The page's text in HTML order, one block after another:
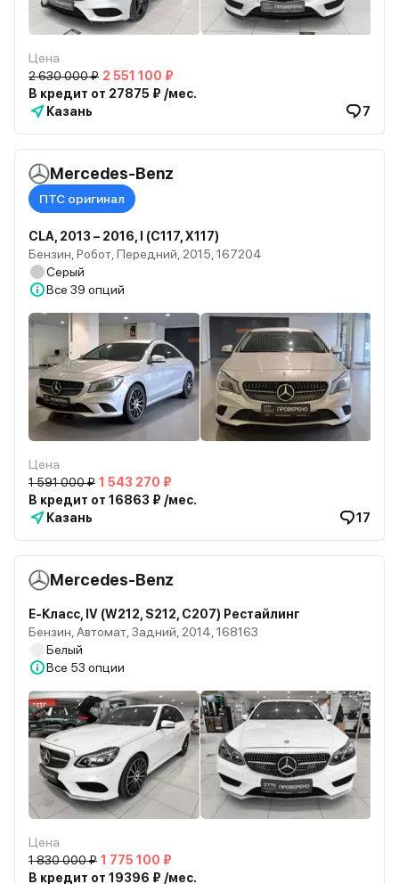
Цена
2 630 000 ₽ 2 551 100 ₽
В кредит от 27875 ₽ /мес.
Казань
7
Mercedes-Benz
ПТС оригинал
CLA, 2013 – 2016, I (C117, X117)
Бензин, Робот, Передний, 2015, 167204
Серый
Все 39 опций
Цена
1 591 000 ₽ 1 543 270 ₽
В кредит от 16863 ₽ /мес.
Казань
17
Mercedes-Benz
E-Класс, IV (W212, S212, C207) Рестайлинг
Бензин, Автомат, Задний, 2014, 168163
Белый
Все 53 опции
Цена
1 830 000 ₽ 1 775 100 ₽
В кредит от 19396 ₽ /мес.